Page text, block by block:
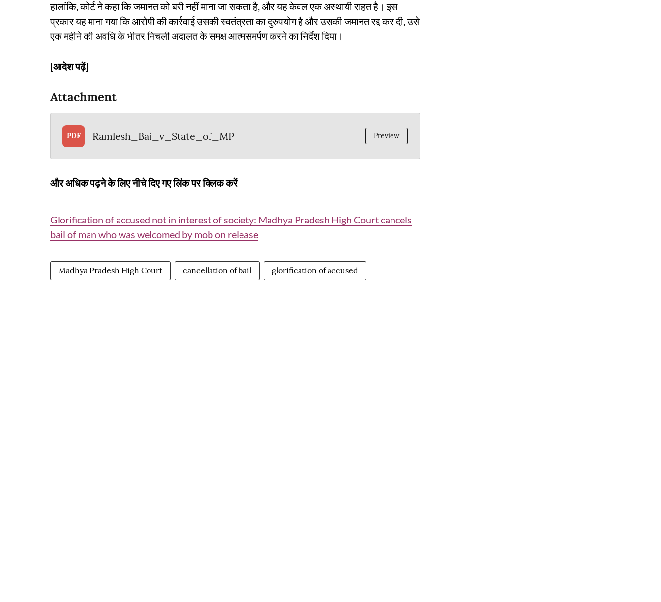
हालांकि, कोर्ट ने कहा कि जमानत को बरी नहीं माना जा सकता है, और यह केवल एक अस्थायी राहत है। इस
प्रकार यह माना गया कि आरोपी की कार्रवाई उसकी स्वतंत्रता का दुरुपयोग है और उसकी जमानत रद्द कर दी, उसे
एक महीने की अवधि के भीतर निचली अदालत के समक्ष आत्मसमर्पण करने का निर्देश दिया।
[आदेश पढ़ें]
Attachment
PDF Ramlesh_Bai_v_State_of_MP Preview
और अधिक पढ़ने के लिए नीचे दिए गए लिंक पर क्लिक करें
Glorification of accused not in interest of society: Madhya Pradesh High Court cancels
bail of man who was welcomed by mob on release
Madhya Pradesh High Court cancellation of bail glorification of accused